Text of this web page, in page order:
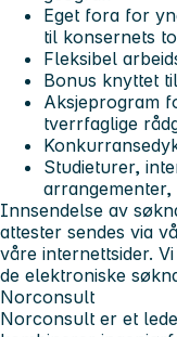
Eget fora for
til konsernets
Fleksibel
Bonus knyttet
Aksjeprogram
tverrfaglige
Studieturer,
arrangementer,
Innsendelse av
attester sendes via
våre internettsider.
de elektroniske
Norconsult
Norconsult er et